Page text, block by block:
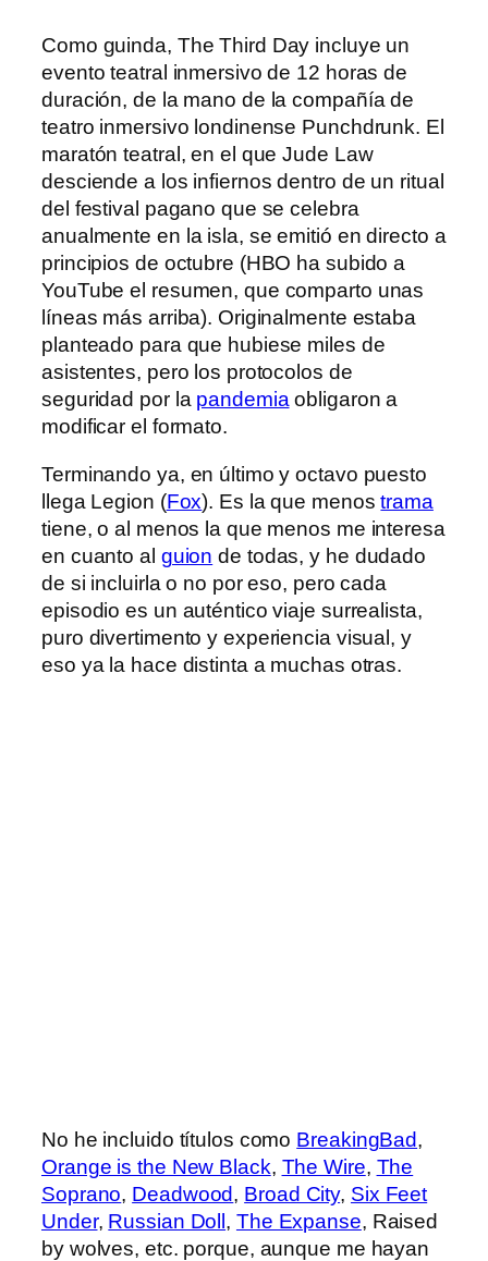
Como guinda, The Third Day incluye un
evento teatral inmersivo de 12 horas de
duración, de la mano de la compañía de
teatro inmersivo londinense Punchdrunk. El
maratón teatral, en el que Jude Law
desciende a los infiernos dentro de un ritual
del festival pagano que se celebra
anualmente en la isla, se emitió en directo a
principios de octubre (HBO ha subido a
YouTube el resumen, que comparto unas
líneas más arriba). Originalmente estaba
planteado para que hubiese miles de
asistentes, pero los protocolos de
seguridad por la pandemiaobligaron a
modificar el formato.
Terminando ya, en último y octavo puesto
llega Legion (Fox). Es la que menostrama
tiene, o al menos la que menos me interesa
en cuanto al guion de todas, y he dudado
de si incluirla o no por eso, pero cada
episodio es un auténtico viaje surrealista,
puro divertimento y experiencia visual, y
eso ya la hace distinta a muchas otras.
No he incluido títulos como BreakingBad,
Orange is the New Black, The Wire, The
Soprano, Deadwood, Broad City, Six Feet
Under, Russian Doll, The Expanse, Raised
by wolves, etc. porque, aunque me hayan